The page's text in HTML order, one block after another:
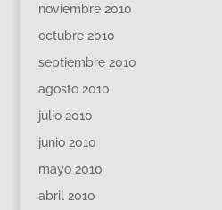
noviembre 2010
octubre 2010
septiembre 2010
agosto 2010
julio 2010
junio 2010
mayo 2010
abril 2010